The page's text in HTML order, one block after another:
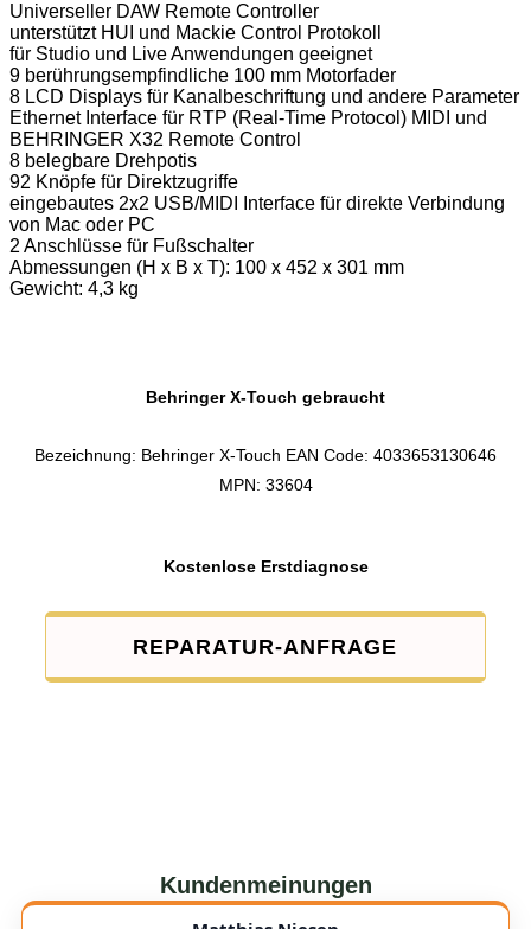
Universeller DAW Remote Controller
unterstützt HUI und Mackie Control Protokoll
für Studio und Live Anwendungen geeignet
9 berührungsempfindliche 100 mm Motorfader
8 LCD Displays für Kanalbeschriftung und andere Parameter
Ethernet Interface für RTP (Real-Time Protocol) MIDI und
BEHRINGER X32 Remote Control
8 belegbare Drehpotis
92 Knöpfe für Direktzugriffe
eingebautes 2x2 USB/MIDI Interface für direkte Verbindung
von Mac oder PC
2 Anschlüsse für Fußschalter
Abmessungen (H x B x T): 100 x 452 x 301 mm
Gewicht: 4,3 kg
Behringer X-Touch gebraucht
Bezeichnung: Behringer X-Touch EAN Code: 4033653130646
MPN: 33604
Kostenlose Erstdiagnose
REPARATUR-ANFRAGE
Kundenmeinungen